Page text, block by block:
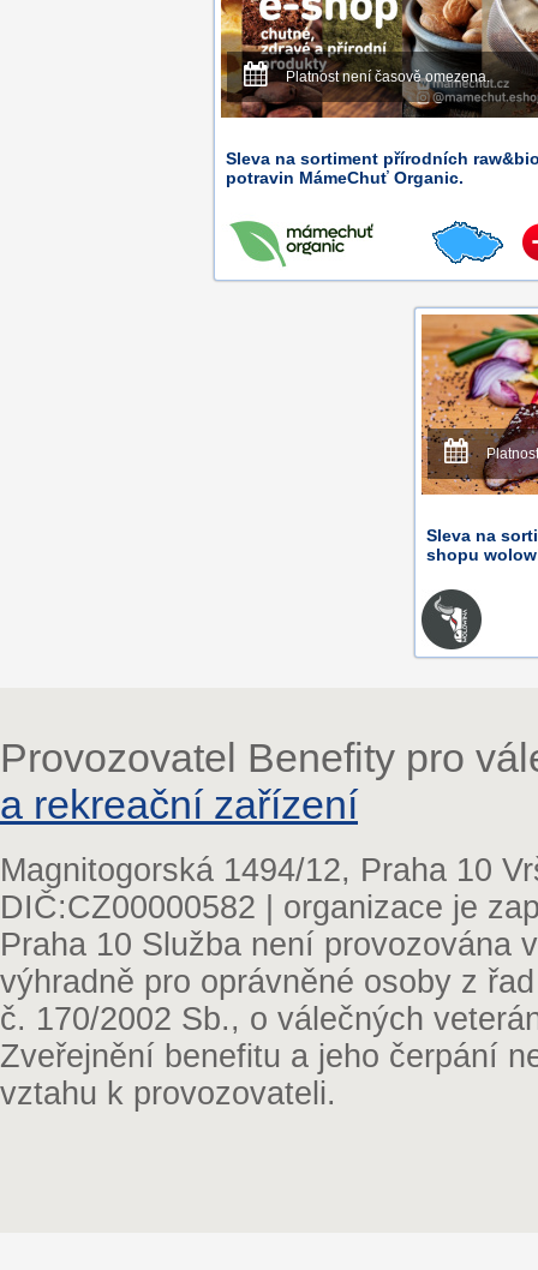
Platnost není časově omezena.
Sleva na sortiment přírodních
potravin MámeChuť Organic.
Sleva na
shopu
Provozovatel Benefity pro
a rekreační zařízení
Magnitogorská 1494/12, Praha 10
DIČ:CZ00000582 | organizace je
Praha 10 Služba není provozována
výhradně pro oprávněné osoby z
č. 170/2002 Sb., o válečných
Zveřejnění benefitu a jeho čerpání
vztahu k provozovateli.